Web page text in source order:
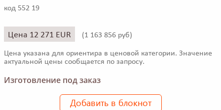
код 552 19
Цена 12 271 EUR (1 163 856 руб)
Цена указана для ориентира в ценовой категории. Значение
актуальной цены сообщается по запросу.
Изготовление под заказ
Добавить в блокнот